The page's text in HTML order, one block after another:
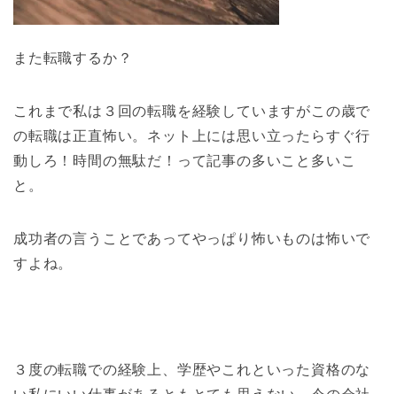
また転職するか？
これまで私は３回の転職を経験していますがこの歳で
の転職は正直怖い。ネット上には思い立ったらすぐ行
動しろ！時間の無駄だ！って記事の多いこと多いこ
と。
成功者の言うことであってやっぱり怖いものは怖いで
すよね。
３度の転職での経験上、学歴やこれといった資格のな